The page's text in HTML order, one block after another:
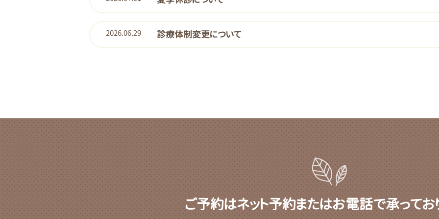
2026.06.29 診療体制変更について
ご予約はネット予約またはお電話で承ってお